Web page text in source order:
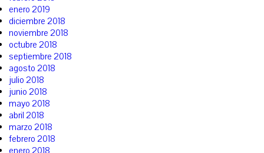
enero 2019
diciembre 2018
noviembre 2018
octubre 2018
septiembre 2018
agosto 2018
julio 2018
junio 2018
mayo 2018
abril 2018
marzo 2018
febrero 2018